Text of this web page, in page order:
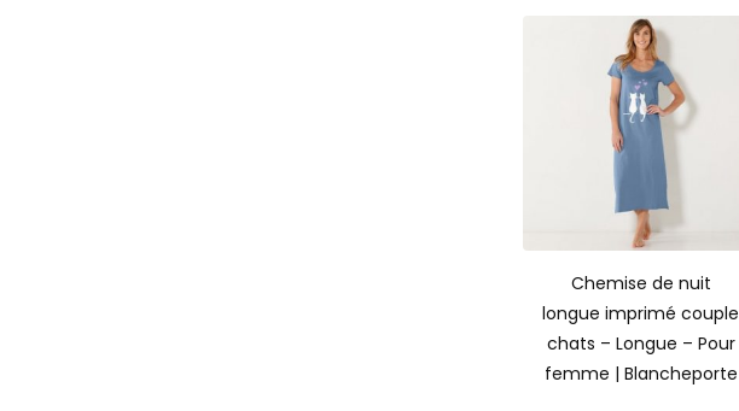
Chemise de nuit
longue imprimé couple
chats – Longue – Pour
femme | Blancheporte